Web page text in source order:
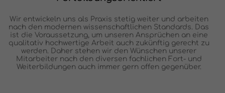
Wir entwickeln uns als Praxis stetig weiter und arbeiten
nach den modernen wissenschaftlichen Standards. Das
ist die Voraussetzung, um unseren Ansprüchen an eine
qualitativ hochwertige Arbeit auch zukünftig gerecht zu
werden. Daher stehen wir den Wünschen unserer
Mitarbeiter nach den diversen fachlichen Fort- und
Weiterbildungen auch immer gern offen gegenüber.